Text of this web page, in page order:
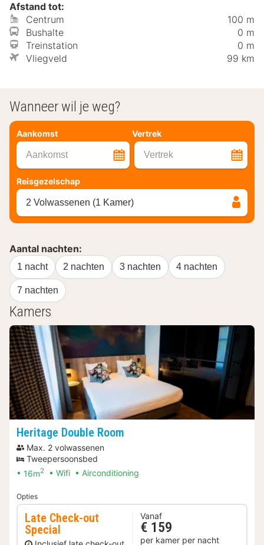
Afstand tot:
Centrum
100 m
Bushalte
0 m
Treinstation
0 m
Vliegveld
99 km
Wanneer wil je weg?
Aankomst Vertrek
Aankomst Vertrek
Reisgezelschap
2 Volwassenen (1 Kamer)
Aantal nachten:
1 nacht 2 nachten 3 nachten 4 nachten
7 nachten
Kamers
Heritage Double Room
Max. 2 volwassenen
Tweepersoonsbed
16m2 Wifi Airconditioning
Opties
Late Check-out
Special
Vanaf
€ 159
per kamer per nacht